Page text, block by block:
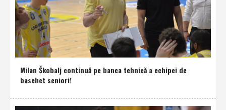
Milan Škobalj continuă pe banca tehnică a echipei de
baschet seniori!